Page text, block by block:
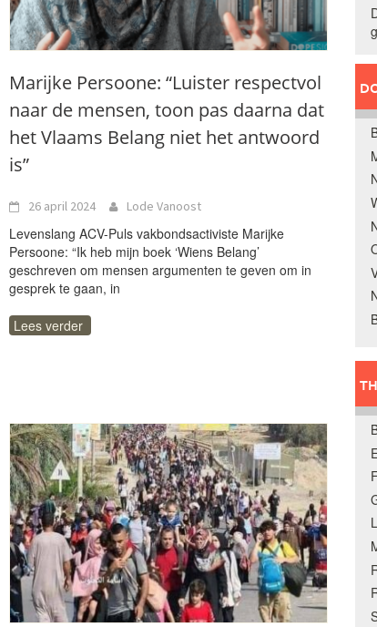
Marijke Persoone: “Luister respectvol
naar de mensen, toon pas daarna dat
het Vlaams Belang niet het antwoord
is”
26 april 2024 Lode Vanoost
Levenslang ACV-Puls vakbondsactiviste Marijke
Persoone: “Ik heb mijn boek ‘Wiens Belang’
geschreven om mensen argumenten te geven om in
gesprek te gaan, in
Lees verder